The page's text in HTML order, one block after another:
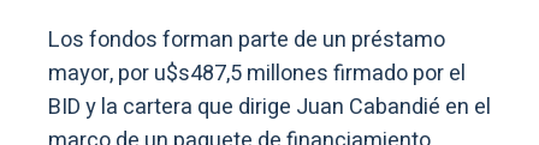
Los fondos forman parte de un préstamo
mayor, por u$s487,5 millones firmado por el
BID y la cartera que dirige Juan Cabandié en el